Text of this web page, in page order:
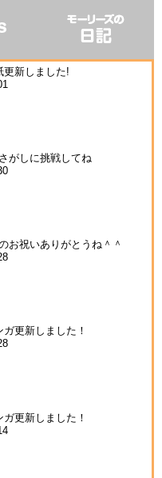
更新しました!
がしに挑戦してね
お祝いありがとうね＾＾
更新しました！
更新しました！